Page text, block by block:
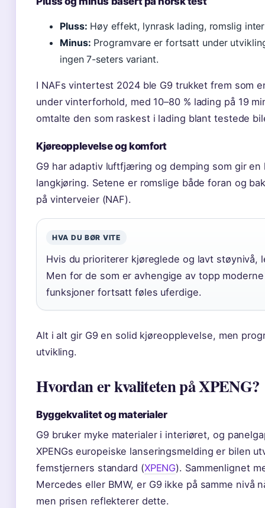
Pluss: Høy effekt, lynrask lading, romslig
Minus: Programvare er fortsatt under
ingen 7-seters variant.
I NAFs vintertest 2024 ble G9 trukket frem som
under vinterforhold, med 10–80 % lading på 19
omtalte den som raskest i lading blant testede
Kjøreopplevelse og komfort
G9 har adaptiv luftfjæring og demping som gir
langkjøring. Setene er romslige både foran og
på vinterveier (NAF).
HVA DU BØR VITE
Hvis du prioriterer kjøreglede og lavt støynivå,
Men for de som er avhengige av topp
funksjoner fortsatt føles uferdige.
Alt i alt gir G9 en solid kjøreopplevelse, men
utvikling.
Hvordan er kvaliteten på XPENG?
Byggekvalitet og materialer
G9 bruker myke materialer i interiøret, og
XPENGs europeiske lanseringsmelding er bilen
femstjerners standard (XPENG). Sammenlignet
Mercedes eller BMW, er G9 ikke på samme nivå
men prisen reflekterer dette.